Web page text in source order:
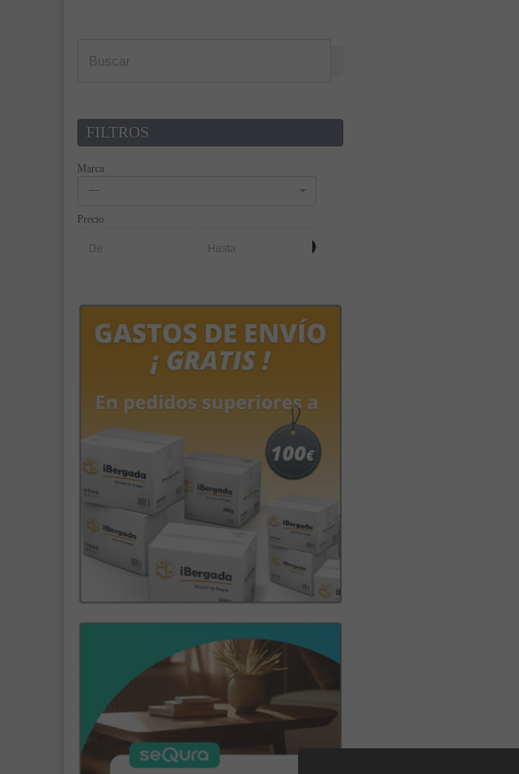
FILTROS
Marca
---
Precio